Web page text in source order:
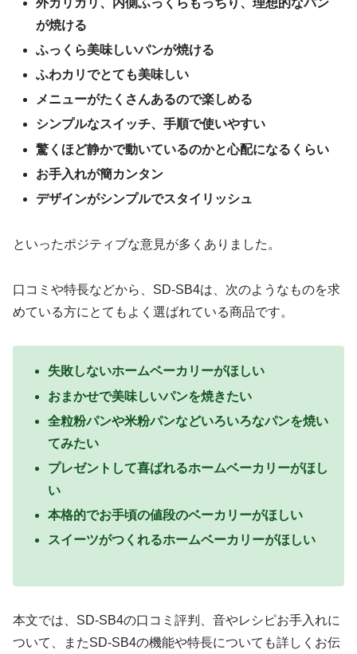
が焼ける
ふっくら美味しいパンが焼ける
ふわカリでとても美味しい
メニューがたくさんあるので楽しめる
シンプルなスイッチ、手順で使いやすい
驚くほど静かで動いているのかと心配になるくらい
お手入れが簡カンタン
デザインがシンプルでスタイリッシュ
といったポジティブな意見が多くありました。
口コミや特長などから、SD-SB4は、次のようなものを求
めている方にとてもよく選ばれている商品です。
失敗しないホームベーカリーがほしい
おまかせで美味しいパンを焼きたい
全粒粉パンや米粉パンなどいろいろなパンを焼い
てみたい
プレゼントして喜ばれるホームベーカリーがほし
い
本格的でお手頃の値段のベーカリーがほしい
スイーツがつくれるホームベーカリーがほしい
本文では、SD-SB4の口コミ評判、音やレシピお手入れに
ついて、またSD-SB4の機能や特長についても詳しくお伝